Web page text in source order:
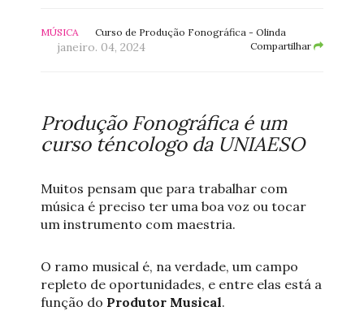
MÚSICA Curso de Produção Fonográfica - Olinda
janeiro. 04, 2024 Compartilhar
Produção Fonográfica é um
curso téncologo da UNIAESO
Muitos pensam que para trabalhar com
música é preciso ter uma boa voz ou tocar
um instrumento com maestria.
O ramo musical é, na verdade, um campo
repleto de oportunidades, e entre elas está a
função do Produtor Musical.